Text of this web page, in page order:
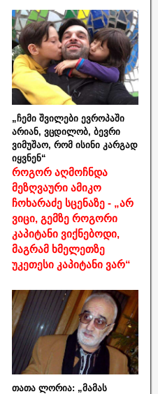
„ჩემი შვილები ევროპაში
არიან, ვცდილობ, ბევრი
ვიმუშაო, რომ ისინი კარგად
იყვნენ“
როგორ აღმოჩნდა
მეზღვაური ამიკო
ჩოხარაძე სცენაზე - „არ
ვიცი, გემზე როგორი
კაპიტანი ვიქნებოდი,
მაგრამ ხმელეთზე
უკეთესი კაპიტანი ვარ“
თათა ლორია: „მამას